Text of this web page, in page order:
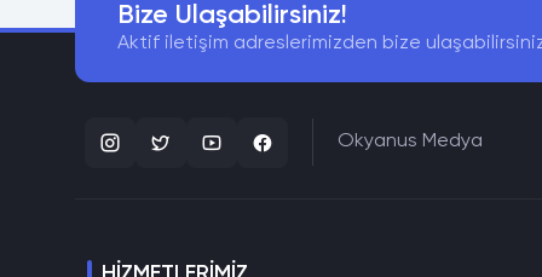
Bize Ulaşabilirsiniz!
Aktif iletişim adreslerimizden bize
Okyanus Medya